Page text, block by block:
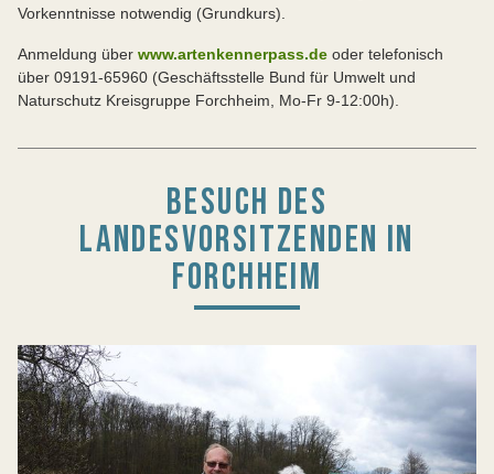
Vorkenntnisse notwendig (Grundkurs).
Anmeldung über www.artenkennerpass.de oder telefonisch
über 09191-65960 (Geschäftsstelle Bund für Umwelt und
Naturschutz Kreisgruppe Forchheim, Mo-Fr 9-12:00h).
BESUCH DES
LANDESVORSITZENDEN IN
FORCHHEIM